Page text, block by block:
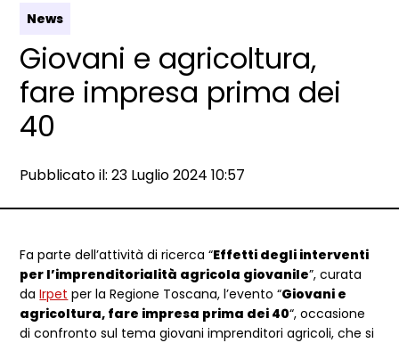
News
Giovani e agricoltura,
fare impresa prima dei
40
Data e ora:
Pubblicato il: 23 Luglio 2024 10:57
Dettagli articolo
Fa parte dell’attività di ricerca “Effetti degli interventi
per l’imprenditorialità agricola giovanile”, curata
daIrpet per la Regione Toscana, l’evento “Giovani e
agricoltura, fare impresa prima dei 40“, occasione
di confronto sul tema giovani imprenditori agricoli, che si